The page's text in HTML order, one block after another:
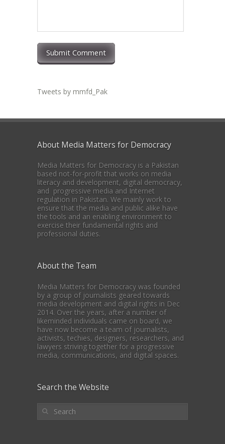
Submit Comment
Tweets by mmfd_Pak
About Media Matters for Democracy
Media Matters for Democracy is a Pakistan
based not-for-profit that works on media
literacy and development, digital democracy,
and progressive media and Internet
regulation in Pakistan. We mainly work to
ensure that the media and public alike have
the tools and an enabling environment to
exercise their fundamental rights and
professional duties.
About the Team
Media Matters for Democracy was founded
by a group of journalists geared towards
media development and digital rights in Dec
2014. Over the years, after a number of
likeminded individuals came on board, we
have now become a team of journalists,
activists, techies, designers, researchers, and
lawyers striving together for a progressive
media, communications, and digital spaces.
Search the Website